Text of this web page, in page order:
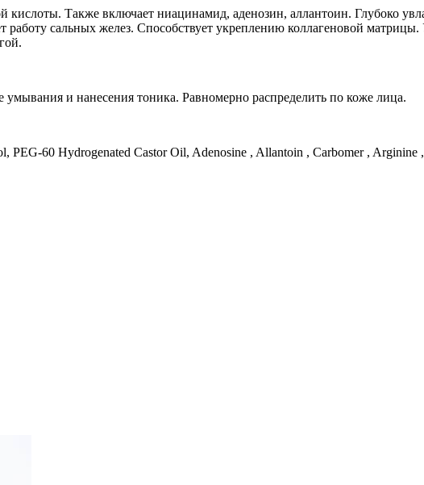
Также включает ниацинамид, аденозин, аллантоин. Глубоко
сальных желез. Способствует укреплению коллагеновой матрицы.
и нанесения тоника. Равномерно распределить по коже лица.
PEG-60 Hydrogenated Castor Oil, Adenosine , Allantoin , Carbomer , Arginine